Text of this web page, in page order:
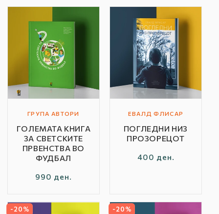
Автор
Бренд:
ГРУПА АВТОРИ
ГОЛЕМАТА КНИГА
ЗА СВЕТСКИТЕ
ПРВЕНСТВА ВО
ФУДБАЛ
Редовна
990 ден.
Автор
Бренд:
ЕВАЛД ФЛИСАР
ПОГЛЕДНИ НИЗ
ПРОЗОРЕЦОТ
Редовна
400 ден.
-20% -20%